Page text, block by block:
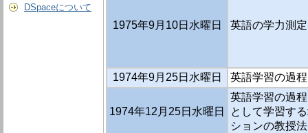
DSpaceについて
1975年9月10日水曜日 英語の学力測
1974年9月25日水曜日 英語学習の過
1974年12月25日水曜日
英語学習の過
として学習す
ションの教授法